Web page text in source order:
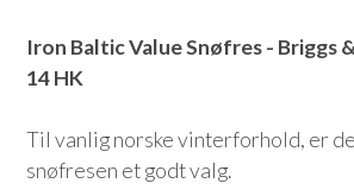
Iron Baltic Value Snøfres - Briggs
14 HK
Til vanlig norske vinterforhold, er
snøfresen et godt valg.